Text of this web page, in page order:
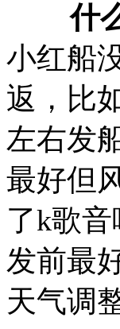
什
小红船
返，比
左右发
最好但
了k歌
发前最
天气调